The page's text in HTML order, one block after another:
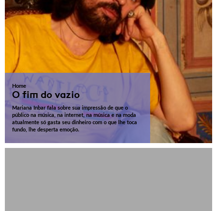
Home
O fim do vazio
Mariana Inbar fala sobre sua impressão de que o
público na música, na internet, na música e na moda
atualmente só gasta seu dinheiro com o que lhe toca
fundo, lhe desperta emoção.